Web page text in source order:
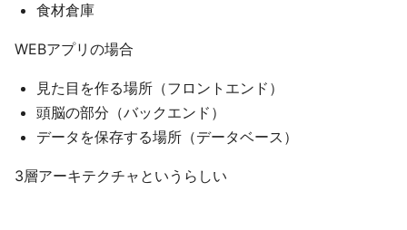
食材倉庫
WEBアプリの場合
見た目を作る場所（フロントエンド）
頭脳の部分（バックエンド）
データを保存する場所（データベース）
3層アーキテクチャというらしい